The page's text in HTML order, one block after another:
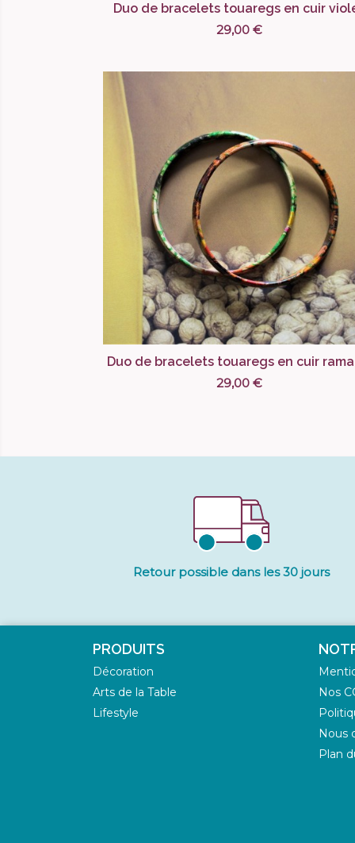
Duo de bracelets touaregs en cuir
29,00 €
Duo de bracelets touaregs en cuir
29,00 €
Retour possible dans les 30 jours
PRODUITS
Décoration
Arts de la Table
Lifestyle
Nos
Nous
Plan